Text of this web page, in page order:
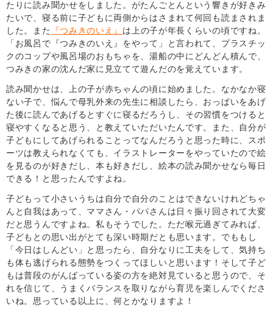
たりに読み聞かせをしました。がたんごとんという響きが好きみ
たいで、寝る前に子どもに両側からはさまれて何回も読まされま
した。また
『つみきのいえ』 は上の子が年長くらいの頃ですね。
「お風呂で『つみきのいえ』をやって」と言われて、プラスチッ
クのコップや風呂場のおもちゃを、湯船の中にどんどん積んで、
つみきの家の沈んだ家に見立てて遊んだのを覚えています。
読み聞かせは、上の子が赤ちゃんの頃に始めました。なかなか寝
ない子で、悩んで母乳外来の先生に相談したら、おっぱいをあげ
た後に読んであげるとすぐに寝るだろうし、その習慣をつけると
寝やすくなると思う、と教えていただいたんです。また、自分が
子どもにしてあげられることってなんだろうと思った時に、スポ
ーツは教えられなくても、イラストレーターをやっていたので絵
を見るのが好きだし、本も好きだし、絵本の読み聞かせなら毎日
できる！と思ったんですよね。
子どもって小さいうちは自分で自分のことはできないけれどちゃ
んと自我はあって、ママさん・パパさんは日々振り回されて大変
だと思うんですよね。私もそうでした。ただ喉元過ぎてみれば、
子どもとの思い出がとても深い時期だとも思います。でももし
「今日はしんどい」と思ったら、自分なりに工夫をして、気持ち
も体も逃げられる態勢をつくってほしいと思います！そして子ど
もは普段のがんばっている姿の方を絶対見ていると思うので、そ
れを信じて、うまくバランスを取りながら育児を楽しんでくださ
いね。思っている以上に、何とかなりますよ！